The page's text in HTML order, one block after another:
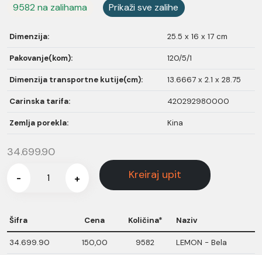
9582 na zalihama Prikaži sve zalihe
Dimenzija: 25.5 x 16 x 17 cm
Pakovanje(kom): 120/5/1
Dimenzija transportne kutije(cm): 13.6667 x 2.1 x 28.75
Carinska tarifa: 420292980000
Zemlja porekla: Kina
34.699.90
- + Kreiraj upit
Šifra Cena Količina* Naziv
34.699.90 150,00 9582 LEMON - Bela